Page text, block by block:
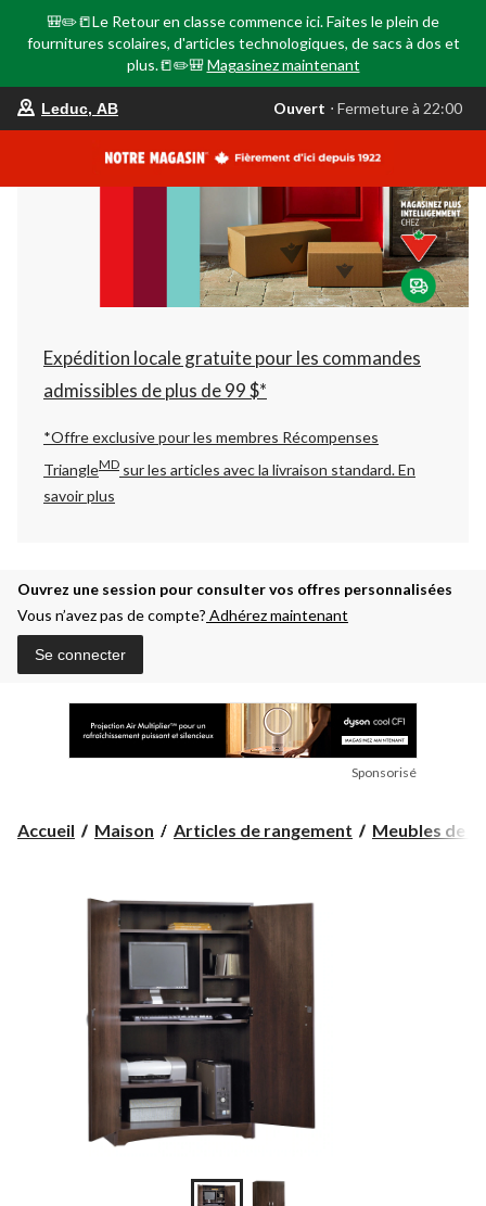
🎒✏️📒Le Retour en classe commence ici. Faites le plein de
fournitures scolaires, d'articles technologiques, de sacs à dos et
plus.📒✏️🎒 Magasinez maintenant
votre
est
AB,
Ouvert,
Fermeture
à
22:00
changer
Leduc, AB Ouvert ⋅ Fermeture à 22:00
Expédition locale gratuite pour les commandes
admissibles de plus de 99 $*
*Offre exclusive pour les membres Récompenses
TriangleMD sur les articles avec la livraison standard.En
savoir plus
Ouvrez une session pour consulter vos offres personnalisées
Vous n’avez pas de compte? Adhérez maintenant
Se connecter
Sponsorisé
Accueil Maison Articles de rangement Meubles de